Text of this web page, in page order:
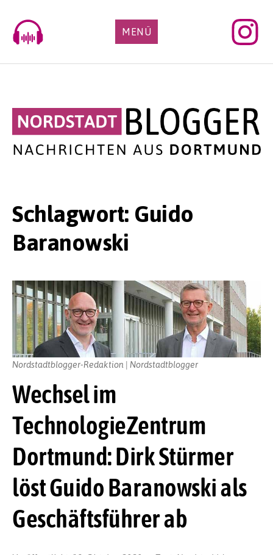
content
MENÜ
Schlagwort: Guido
Baranowski
Wechsel im
TechnologieZentrum
Dortmund: Dirk Stürmer
löst Guido Baranowski als
Geschäftsführer ab
Nordstadtblogger-Redaktion | Nordstadtblogger